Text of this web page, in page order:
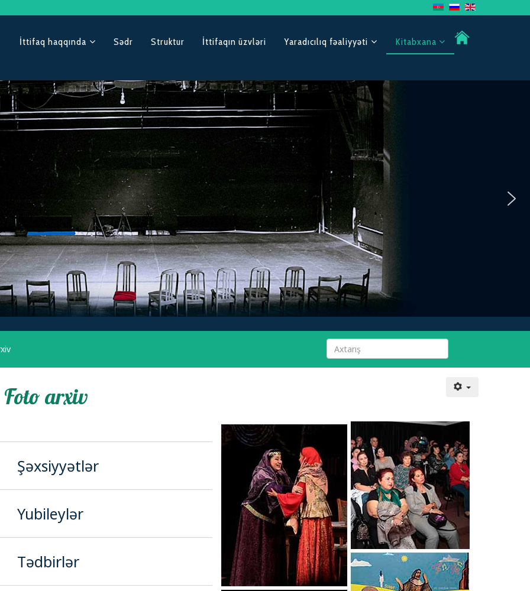
İttifaq haqqında Sədr Struktur İttifaqın üzvləri Yaradıcılıq fəaliyyəti Kitabxana
Foto arxiv
Şəxsiyyətlər
Yubileylər
Tədbirlər